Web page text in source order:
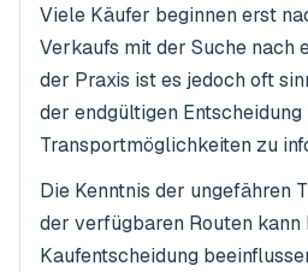
Viele Käufer beginnen erst
Verkaufs mit der Suche nach
der Praxis ist es jedoch oft
der endgültigen Entscheidung
Transportmöglichkeiten zu
Die Kenntnis der ungefähren
der verfügbaren Routen kann
Kaufentscheidung